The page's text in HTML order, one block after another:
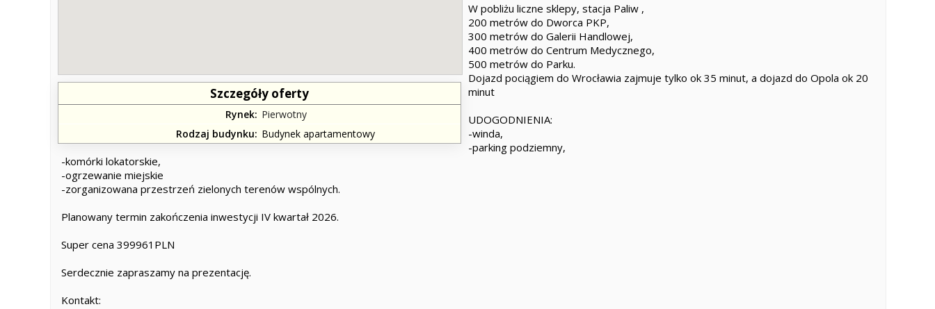
Szczegóły oferty
Rynek Pierwotny
Rodzaj budynku
Budynek apartamentowy
W pobliżu liczne sklepy, stacja Paliw ,
200 metrów do Dworca PKP,
300 metrów do Galerii Handlowej,
400 metrów do Centrum Medycznego,
500 metrów do Parku.
Dojazd pociągiem do Wrocławia zajmuje tylko ok 35 minut, a dojazd do Opola ok 20
minut
UDOGODNIENIA:
-winda,
-parking podziemny,
-komórki lokatorskie,
-ogrzewanie miejskie
-zorganizowana przestrzeń zielonych terenów wspólnych.
Planowany termin zakończenia inwestycji IV kwartał 2026.
Super cena 399961PLN
Serdecznie zapraszamy na prezentację.
Kontakt: